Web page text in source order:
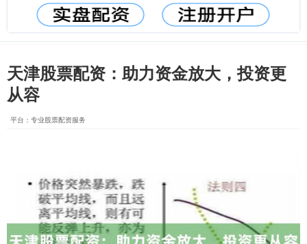
天津股票配资：助力资金放大，投资更
从容
平台：专业股票配资服务